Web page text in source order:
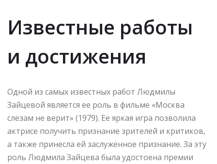
Известные работы
и достижения
Одной из самых известных работ Людмилы
Зайцевой является ее роль в фильме «Москва
слезам не верит» (1979). Ее яркая игра позволила
актрисе получить признание зрителей и критиков,
а также принесла ей заслуженное признание. За эту
роль Людмила Зайцева была удостоена премии